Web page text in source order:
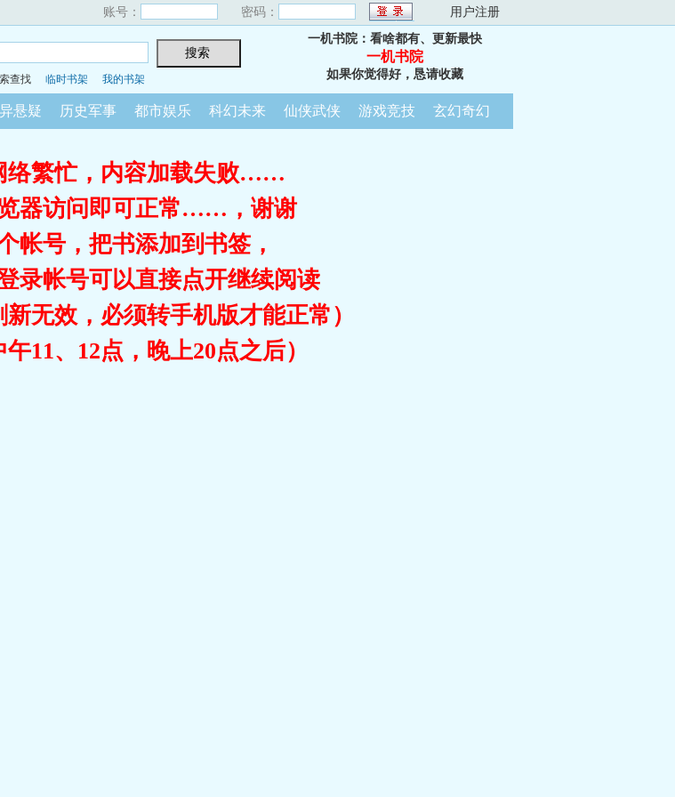
账号： 密码： 用户注册
查找 临时书架 我的书架
一机书院：看啥都有、更新最快
一机书院
如果你觉得好，恳请收藏
悬疑 历史军事 都市娱乐 科幻未来 仙侠武侠 游戏竞技 玄幻奇幻
络繁忙，内容加载失败……
器访问即可正常……，谢谢
帐号，把书添加到书签，
录帐号可以直接点开继续阅读
新无效，必须转手机版才能正常）
午11、12点，晚上20点之后）